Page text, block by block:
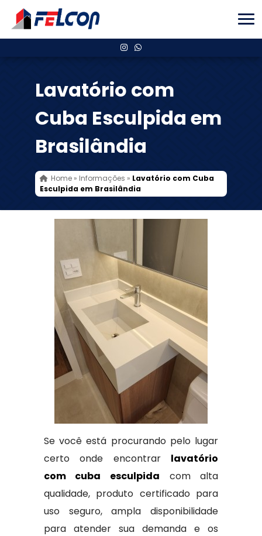
Lavatório com
Cuba Esculpida em
Brasilândia
Home» Informações » Lavatório com Cuba
Esculpida em Brasilândia
Se você está procurando pelo lugar
certo onde encontrar lavatório
com cuba esculpida com alta
qualidade, produto certificado para
uso seguro, ampla disponibilidade
para atender sua demanda e os